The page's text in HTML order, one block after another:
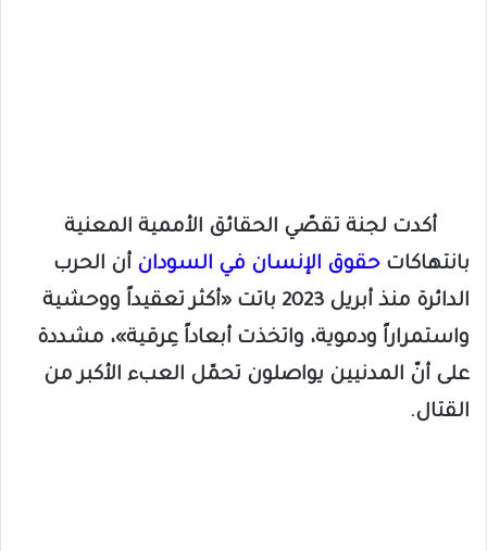
أكدت لجنة تقصّي الحقائق الأممية المعنية
بانتهاكات حقوق الإنسان في السودان أن الحرب
الدائرة منذ أبريل 2023 باتت «أكثر تعقيداً ووحشية
واستمراراً ودموية، واتخذت أبعاداً عِرقية»، مشددة
على أنّ المدنيين يواصلون تحمّل العبء الأكبر من
القتال.